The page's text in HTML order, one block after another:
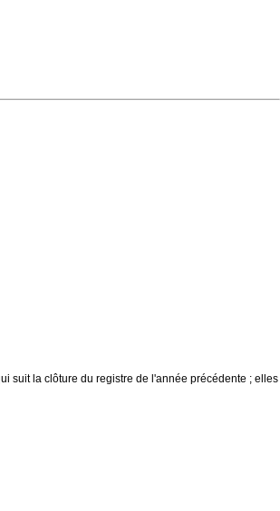
suit la clôture du registre de l'année précédente ; elles